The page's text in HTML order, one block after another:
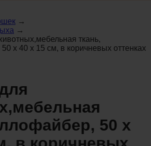
→
→
ткань,
х 40 х 15 см, в коричневых оттенках
50 х